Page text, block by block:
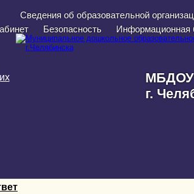
г.
Сведения об образовательной
Безопасность Информационная